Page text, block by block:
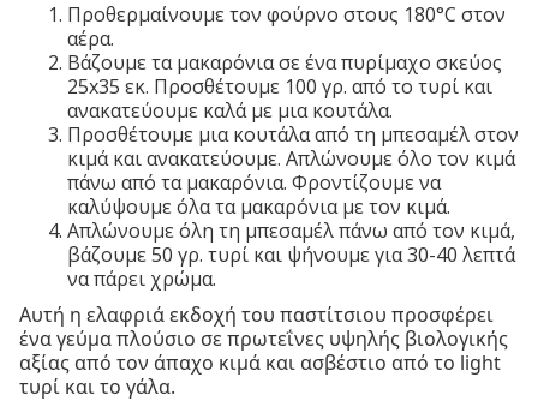
Προθερμαίνουμε τον φούρνο στους 180°C στον
αέρα.
Βάζουμε τα μακαρόνια σε ένα πυρίμαχο σκεύος
25x35 εκ. Προσθέτουμε 100 γρ. από το τυρί και
ανακατεύουμε καλά με μια κουτάλα.
Προσθέτουμε μια κουτάλα από τη μπεσαμέλ στον
κιμά και ανακατεύουμε. Απλώνουμε όλο τον κιμά
πάνω από τα μακαρόνια. Φροντίζουμε να
καλύψουμε όλα τα μακαρόνια με τον κιμά.
Απλώνουμε όλη τη μπεσαμέλ πάνω από τον κιμά,
βάζουμε 50 γρ. τυρί και ψήνουμε για 30-40 λεπτά
να πάρει χρώμα.
Αυτή η ελαφριά εκδοχή του παστίτσιου προσφέρει
ένα γεύμα πλούσιο σε πρωτεΐνες υψηλής βιολογικής
αξίας από τον άπαχο κιμά και ασβέστιο από το light
τυρί και το γάλα.